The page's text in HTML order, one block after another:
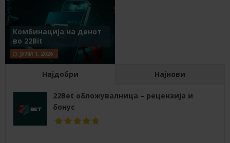
Комбинација на денот
во 22Bit
ЈУЛИ 1, 2026
Најдобри Најнови
22Bet обложувалница – рецензија и
бонус